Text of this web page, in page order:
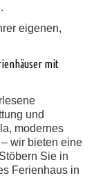
eigenen,
mit
und
modernes
wir bieten eine
Sie in
Ferienhaus in